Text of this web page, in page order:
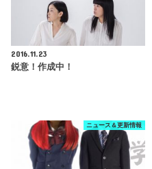
2016.11.23
鋭意！作成中！
ニュース＆更新情報